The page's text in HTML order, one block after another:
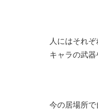
人にはそれ
キャラの武
今の居場所